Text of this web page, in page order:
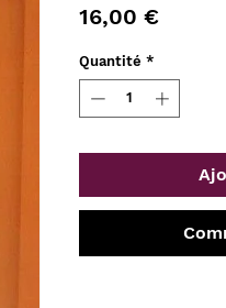
16,00 €Prix
Quantité *